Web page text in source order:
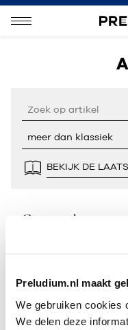
Preludium.nl maakt
We gebruiken cookies
We delen deze
BEKIJK DE
Geen resultaten